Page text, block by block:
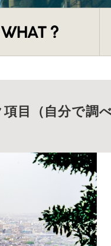
目（自分で調